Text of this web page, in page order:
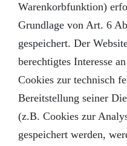
Warenkorbfunktion)
Grundlage von Art. 6
gespeichert. Der
berechtigtes Interesse
Cookies zur technisch
Bereitstellung seiner
(z.B. Cookies zur
gespeichert werden,